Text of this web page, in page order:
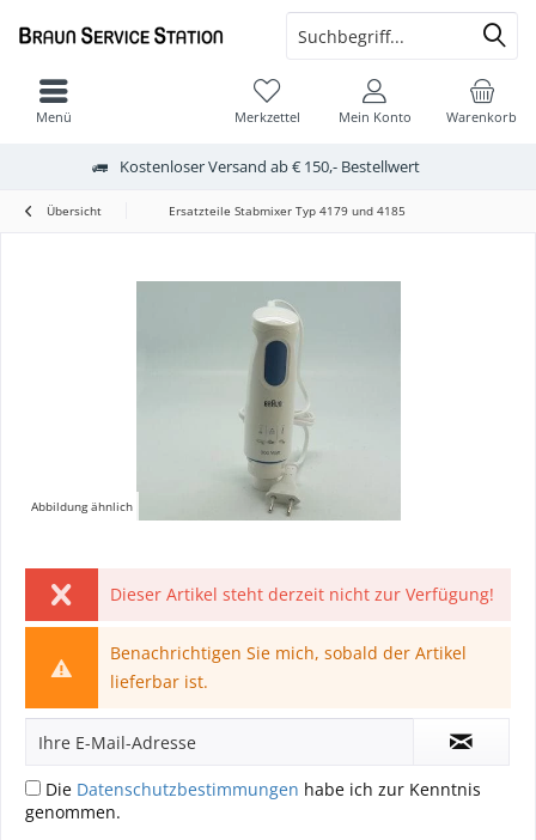
Kostenloser Versand ab € 150,- Bestellwert
Warenkorb
Merkzettel Mein Konto
Menü
Übersicht Ersatzteile Stabmixer Typ 4179 und 4185
Abbildung ähnlich
Dieser Artikel steht derzeit nicht zur Verfügung!
Benachrichtigen Sie mich, sobald der Artikel
lieferbar ist.
Die Datenschutzbestimmungen habe ich zur Kenntnis
genommen.